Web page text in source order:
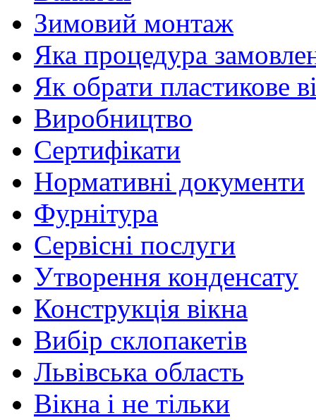
Зимовий монтаж
Яка процедура
Як обрати пластикове
Виробництво
Сертифікати
Нормативні документи
Фурнітура
Сервісні послуги
Утворення конденсату
Конструкція вікна
Вибір склопакетів
Львівська область
Вікна і не тільки